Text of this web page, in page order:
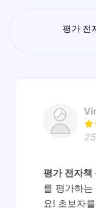
평가 전
평가 전자책
를 평가하
요! 초보자